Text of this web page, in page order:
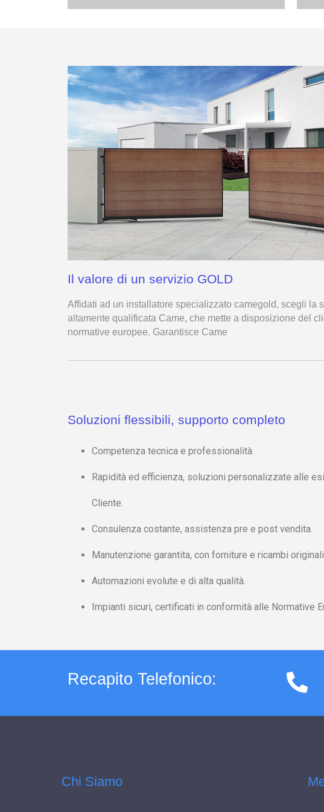
Il valore di un servizio GOLD
Affidati ad un installatore specializzato camegold, scegli la
altamente qualificata Came, che mette a disposizione del
normative europee. Garantisce Came
Soluzioni flessibili, supporto completo
Competenza tecnica e professionalità.
Rapidità ed efficienza, soluzioni personalizzate alle
Cliente.
Consulenza costante, assistenza pre e post vendita.
Manutenzione garantita, con forniture e ricambi originali.
Automazioni evolute e di alta qualità.
Impianti sicuri, certificati in conformità alle Normative
Recapito Telefonico:
Chi Siamo